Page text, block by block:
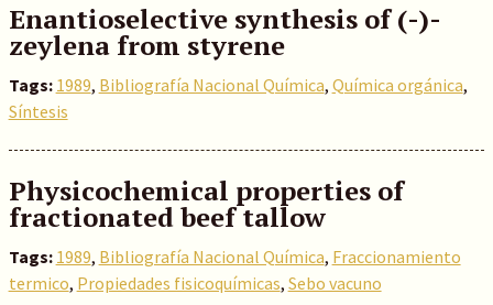
Enantioselective synthesis of (-)-
zeylena from styrene
Tags: 1989, Bibliografía Nacional Química, Química orgánica,
Síntesis
Physicochemical properties of
fractionated beef tallow
Tags: 1989, Bibliografía Nacional Química, Fraccionamiento
termico, Propiedades fisicoquímicas, Sebo vacuno